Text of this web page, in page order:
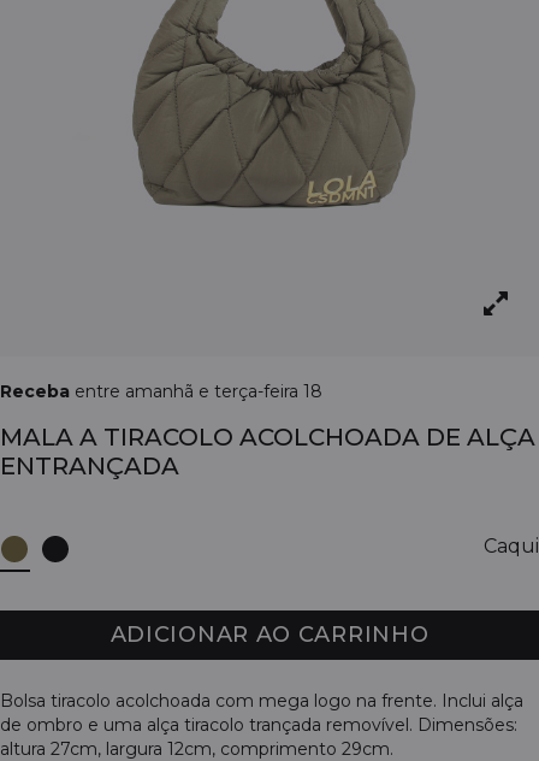
Receba entre amanhã e terça-feira 18
MALA A TIRACOLO ACOLCHOADA DE ALÇA
ENTRANÇADA
Caqui
ADICIONAR AO CARRINHO
Bolsa tiracolo acolchoada com mega logo na frente. Inclui alça
de ombro e uma alça tiracolo trançada removível. Dimensões:
altura 27cm, largura 12cm, comprimento 29cm.